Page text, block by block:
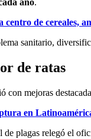
año.
centro de cereales,
sanitario,
de ratas
con mejoras
en
plagas relegó el